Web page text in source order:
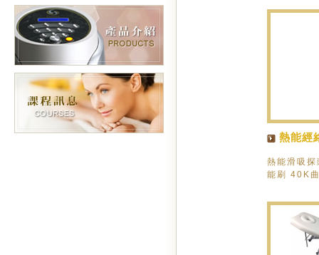
熱能經
熱能滑吸
能刷 40K